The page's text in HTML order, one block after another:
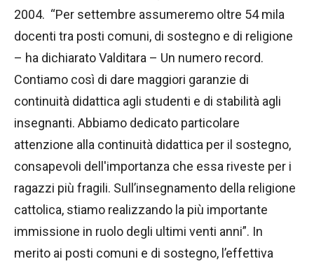
2004. “Per settembre assumeremo oltre 54 mila
docenti tra posti comuni, di sostegno e di religione
– ha dichiarato Valditara – Un numero record.
Contiamo così di dare maggiori garanzie di
continuità didattica agli studenti e di stabilità agli
insegnanti. Abbiamo dedicato particolare
attenzione alla continuità didattica per il sostegno,
consapevoli dell'importanza che essa riveste per i
ragazzi più fragili. Sull’insegnamento della religione
cattolica, stiamo realizzando la più importante
immissione in ruolo degli ultimi venti anni”. In
merito ai posti comuni e di sostegno, l’effettiva